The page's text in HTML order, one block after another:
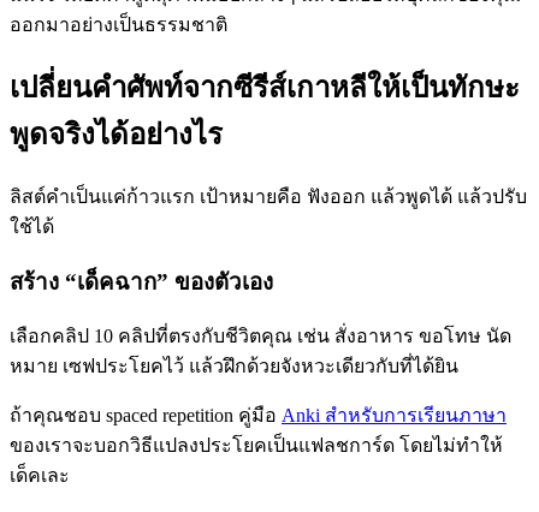
ออกมาอย่างเป็นธรรมชาติ
เปลี่ยนคำศัพท์จากซีรีส์เกาหลีให้เป็นทักษะ
พูดจริงได้อย่างไร
ลิสต์คำเป็นแค่ก้าวแรก เป้าหมายคือ ฟังออก แล้วพูดได้ แล้วปรับ
ใช้ได้
สร้าง “เด็คฉาก” ของตัวเอง
เลือกคลิป 10 คลิปที่ตรงกับชีวิตคุณ เช่น สั่งอาหาร ขอโทษ นัด
หมาย เซฟประโยคไว้ แล้วฝึกด้วยจังหวะเดียวกับที่ได้ยิน
ถ้าคุณชอบ spaced repetition คู่มือ Anki สำหรับการเรียนภาษา
ของเราจะบอกวิธีแปลงประโยคเป็นแฟลชการ์ด โดยไม่ทำให้
เด็คเละ